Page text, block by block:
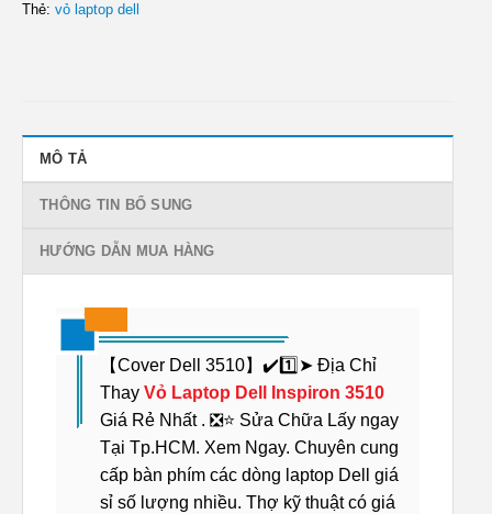
Thẻ: vỏ laptop dell
MÔ TẢ
THÔNG TIN BỔ SUNG
HƯỚNG DẪN MUA HÀNG
【Cover Dell 3510】✔️1️⃣➤ Địa Chỉ
Thay Vỏ Laptop Dell Inspiron 3510
Giá Rẻ Nhất . ❎⭐ Sửa Chữa Lấy ngay
Tại Tp.HCM. Xem Ngay. Chuyên cung
cấp bàn phím các dòng laptop Dell giá
sỉ số lượng nhiều. Thợ kỹ thuật có giá